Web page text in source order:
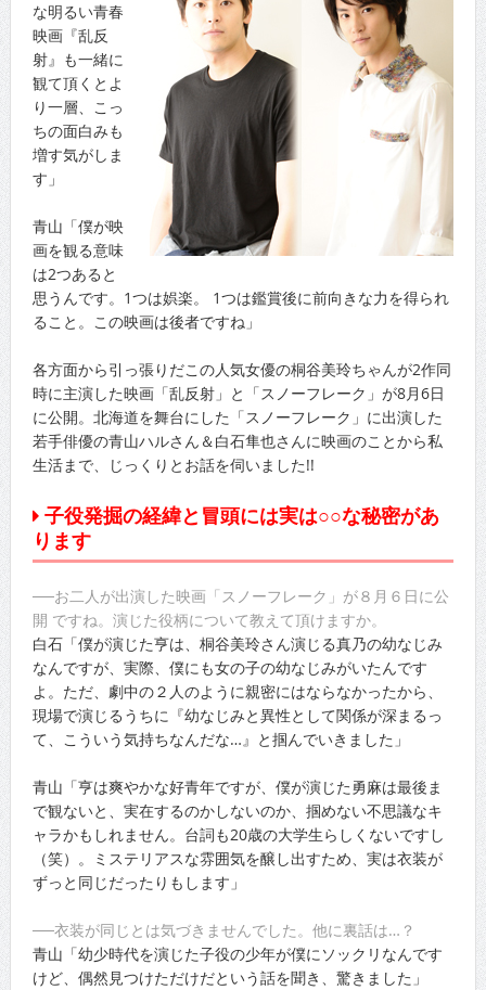
な明るい青春
映画『乱反
射』も一緒に
観て頂くとよ
り一層、こっ
ちの面白みも
増す気がしま
す」
青山「僕が映
画を観る意味
は2つあると
思うんです。1つは娯楽。 1つは鑑賞後に前向きな力を得られ
ること。この映画は後者ですね」
各方面から引っ張りだこの人気女優の桐谷美玲ちゃんが2作同
時に主演した映画「乱反射」と「スノーフレーク」が8月6日
に公開。北海道を舞台にした「スノーフレーク」に出演した
若手俳優の青山ハルさん＆白石隼也さんに映画のことから私
生活まで、じっくりとお話を伺いました!!
子役発掘の経緯と冒頭には実は○○な秘密があ
ります
──お二人が出演した映画「スノーフレーク」が８月６日に公
開 ですね。演じた役柄について教えて頂けますか。
白石「僕が演じた亨は、桐谷美玲さん演じる真乃の幼なじみ
なんですが、実際、僕にも女の子の幼なじみがいたんです
よ。ただ、劇中の２人のように親密にはならなかったから、
現場で演じるうちに『幼なじみと異性として関係が深まるっ
て、こういう気持ちなんだな…』と掴んでいきました」
青山「亨は爽やかな好青年ですが、僕が演じた勇麻は最後ま
で観ないと、実在するのかしないのか、掴めない不思議なキ
ャラかもしれません。台詞も20歳の大学生らしくないですし
（笑）。ミステリアスな雰囲気を醸し出すため、実は衣装が
ずっと同じだったりもします」
──衣装が同じとは気づきませんでした。他に裏話は…？
青山「幼少時代を演じた子役の少年が僕にソックリなんです
けど、偶然見つけただけだという話を聞き、驚きました」